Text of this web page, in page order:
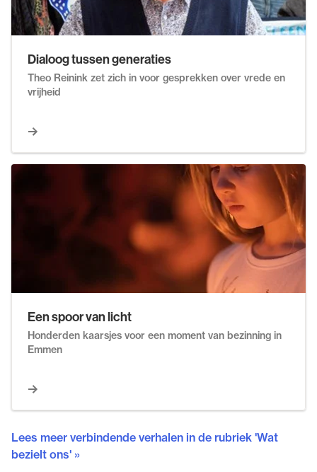
Dialoog tussen generaties
Theo Reinink zet zich in voor gesprekken over vrede en
vrijheid
Een spoor van licht
Honderden kaarsjes voor een moment van bezinning in
Emmen
Lees meer verbindende verhalen in de rubriek 'Wat
bezielt ons' »